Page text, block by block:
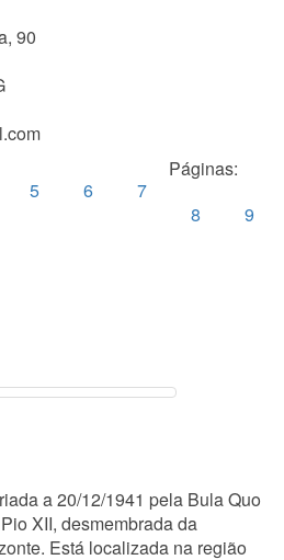
90
Páginas:
5 6
7
8
9
a 20/12/1941 pela Bula Quo
XII, desmembrada da
Está localizada na região